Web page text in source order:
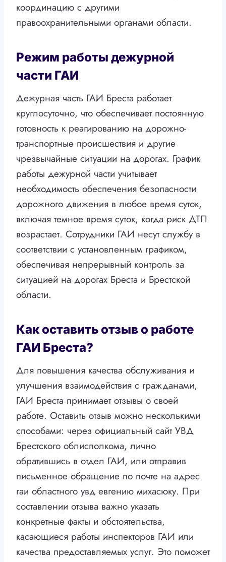
координацию с другими
правоохранительными органами области.
Режим работы дежурной
части ГАИ
Дежурная часть ГАИ Бреста работает
круглосуточно, что обеспечивает постоянную
готовность к реагированию на дорожно-
транспортные происшествия и другие
чрезвычайные ситуации на дорогах. График
работы дежурной части учитывает
необходимость обеспечения безопасности
дорожного движения в любое время суток,
включая темное время суток, когда риск ДТП
возрастает. Сотрудники ГАИ несут службу в
соответствии с установленным графиком,
обеспечивая непрерывный контроль за
ситуацией на дорогах Бреста и Брестской
области.
Как оставить отзыв о работе
ГАИ Бреста?
Для повышения качества обслуживания и
улучшения взаимодействия с гражданами,
ГАИ Бреста принимает отзывы о своей
работе. Оставить отзыв можно несколькими
способами: через официальный сайт УВД
Брестского облисполкома, лично
обратившись в отдел ГАИ, или отправив
письменное обращение по почте на адрес
гаи областного увд евгению михасюку. При
составлении отзыва важно указать
конкретные факты и обстоятельства,
касающиеся работы инспекторов ГАИ или
качества предоставляемых услуг. Это поможет